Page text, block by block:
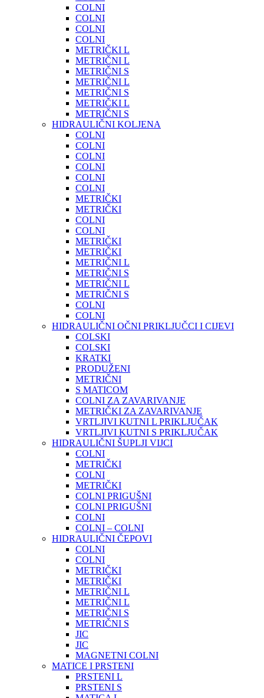
COLNI
COLNI
COLNI
COLNI
METRIČKI L
METRIČNI L
METRIČNI S
METRIČNI L
METRIČNI S
METRIČKI L
METRIČNI S
HIDRAULIČNI KOLJENA
COLNI
COLNI
COLNI
COLNI
COLNI
COLNI
METRIČKI
METRIČKI
COLNI
COLNI
METRIČKI
METRIČKI
METRIČNI L
METRIČNI S
METRIČNI L
METRIČNI S
COLNI
COLNI
HIDRAULIČNI OČNI PRIKLJUČCI I CIJEVI
COLSKI
COLSKI
KRATKI
PRODUŽENI
METRIČNI
S MATICOM
COLNI ZA ZAVARIVANJE
METRIČKI ZA ZAVARIVANJE
VRTLJIVI KUTNI L PRIKLJUČAK
VRTLJIVI KUTNI S PRIKLJUČAK
HIDRAULIČNI ŠUPLJI VIJCI
COLNI
METRIČKI
COLNI
METRIČKI
COLNI PRIGUŠNI
COLNI PRIGUŠNI
COLNI
COLNI – COLNI
HIDRAULIČNI ČEPOVI
COLNI
COLNI
METRIČKI
METRIČKI
METRIČNI L
METRIČNI L
METRIČNI S
METRIČNI S
JIC
JIC
MAGNETNI COLNI
MATICE I PRSTENI
PRSTENI L
PRSTENI S